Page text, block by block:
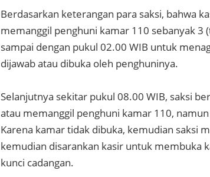
Berdasarkan keterangan para saksi, bahwa
memanggil penghuni kamar 110 sebanyak 3
sampai dengan pukul 02.00 WIB untuk
dijawab atau dibuka oleh penghuninya.
Selanjutnya sekitar pukul 08.00 WIB, saksi
atau memanggil penghuni kamar 110,
Karena kamar tidak dibuka, kemudian saksi
kemudian disarankan kasir untuk membuka
kunci cadangan.